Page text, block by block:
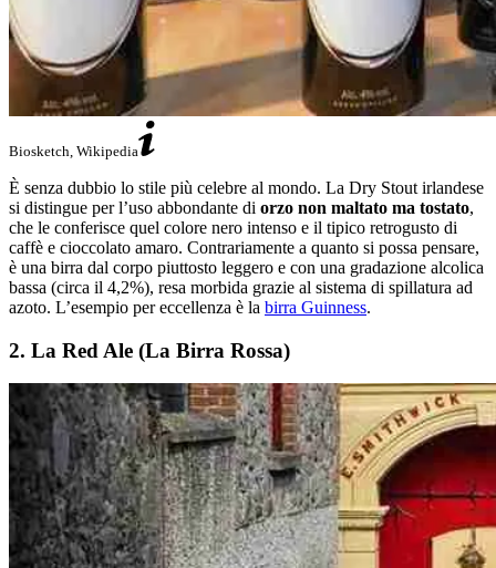
Biosketch, Wikipedia
È senza dubbio lo stile più celebre al mondo. La Dry Stout irlandese
si distingue per l’uso abbondante di orzo non maltato ma tostato,
che le conferisce quel colore nero intenso e il tipico retrogusto di
caffè e cioccolato amaro. Contrariamente a quanto si possa pensare,
è una birra dal corpo piuttosto leggero e con una gradazione alcolica
bassa (circa il 4,2%), resa morbida grazie al sistema di spillatura ad
azoto. L’esempio per eccellenza è la birra Guinness.
2. La Red Ale (La Birra Rossa)